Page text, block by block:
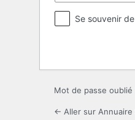
Se souvenir
Mot de passe oublié
← Aller sur Annuaire